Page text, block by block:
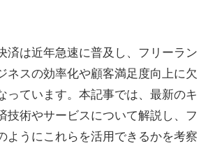
済は近年急速に普及し、フリーラン
ネスの効率化や顧客満足度向上に欠
っています。本記事では、最新のキ
技術やサービスについて解説し、フ
ようにこれらを活用できるかを考察